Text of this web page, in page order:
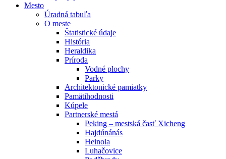
Mesto
Úradná tabuľa
O meste
Štatistické údaje
História
Heraldika
Príroda
Vodné plochy
Parky
Architektonické pamiatky
Pamätihodnosti
Kúpele
Partnerské mestá
Peking – mestská časť Xicheng
Hajdúnánás
Heinola
Luhačovice